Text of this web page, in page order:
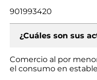
901993420
¿Cuáles son sus
Comercio al por
el consumo en